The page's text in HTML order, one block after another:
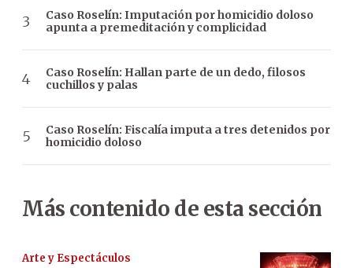
Caso Roselín: Imputación por homicidio doloso
apunta a premeditación y complicidad
Caso Roselín: Hallan parte de un dedo, filosos
cuchillos y palas
Caso Roselín: Fiscalía imputa a tres detenidos por
homicidio doloso
Más contenido de esta sección
Arte y Espectáculos